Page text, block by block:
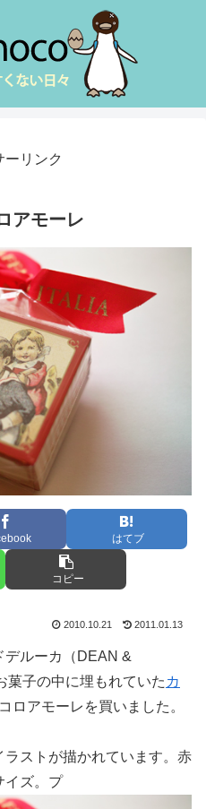
ーリンク
アモーレ
はてブ
コピー
2010.10.21 2011.01.13
デルーカ（DEAN &
菓子の中に埋もれていた カ
ロアモーレを買いました。
ストが描かれています。赤
イズ。プ